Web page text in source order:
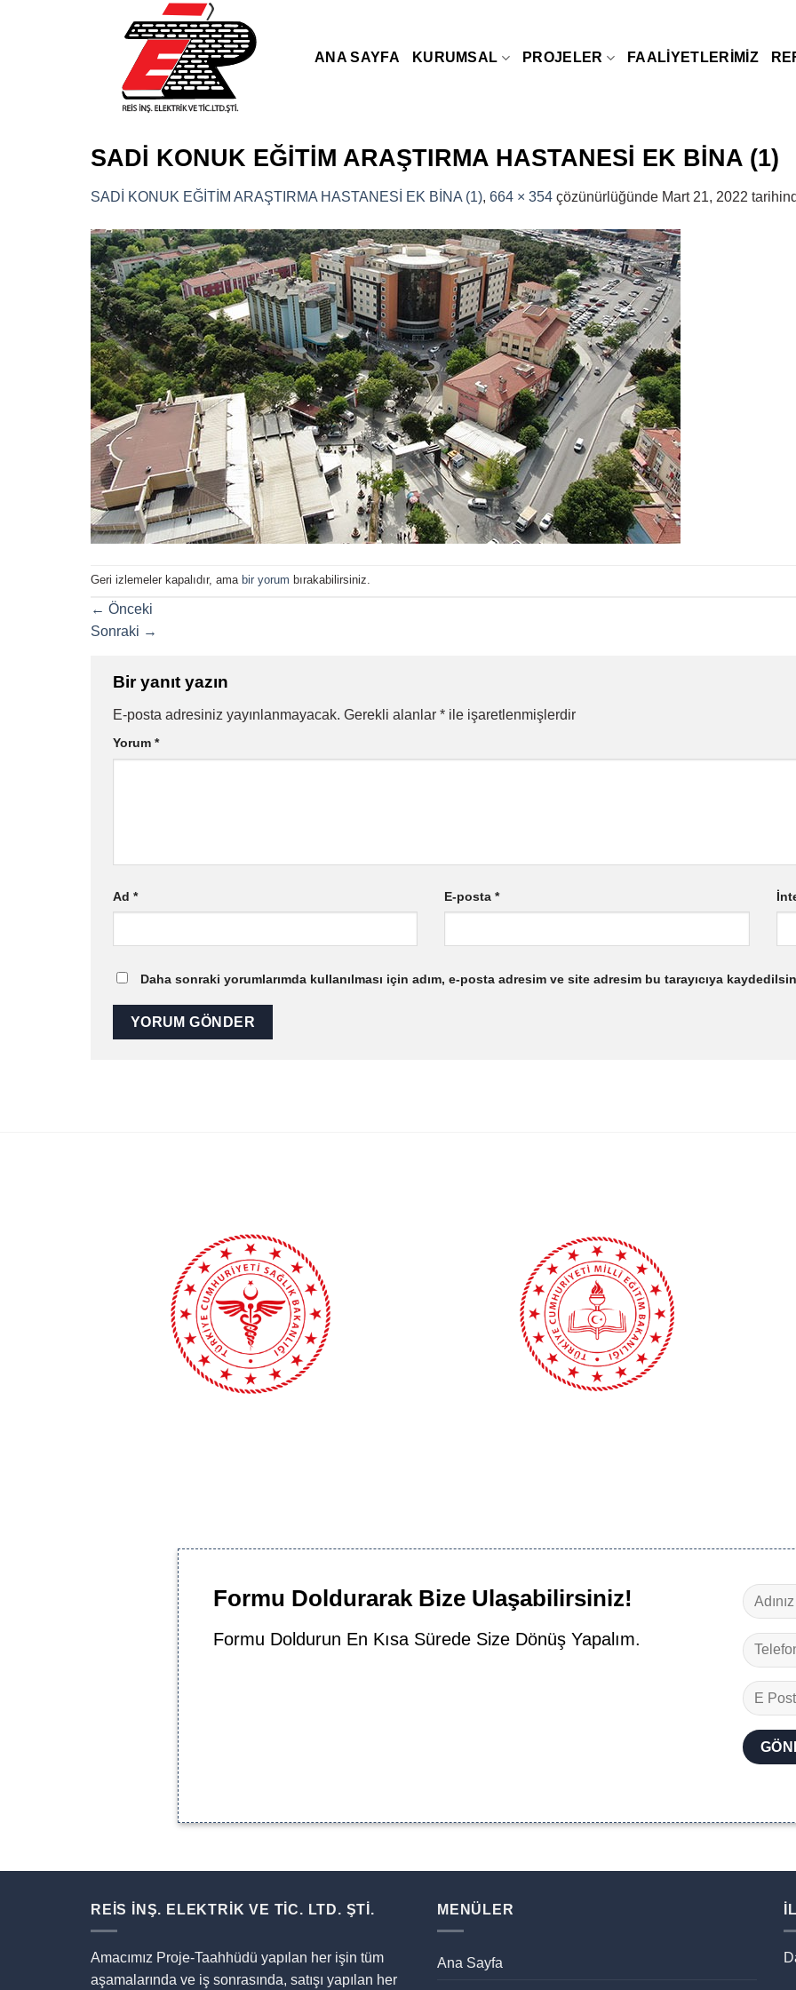
ANA SAYFA KURUMSAL PROJELER FAALIYETLERIMIZ
SADİ KONUK EĞİTİM ARAŞTIRMA HASTANESİ EK BİNA (1)
SADİ KONUK EĞİTİM ARAŞTIRMA HASTANESİ EK BİNA (1), 664 × 354 çözünürlüğünde Mart 21, 2022
Geri izlemeler kapalıdır, ama bir yorum bırakabilirsiniz.
← Önceki
Sonraki →
Bir yanıt yazın
E-posta adresiniz yayınlanmayacak. Gerekli alanlar * ile işaretlenmişlerdir
Yorum *
Ad * E-posta*
Daha sonraki yorumlarımda kullanılması için adım, e-posta adresim ve site adresim bu tarayıcıya
Formu Doldurarak Bize Ulaşabilirsiniz!
Formu Doldurun En Kısa Sürede Size Dönüş Yapalım.
REİS İNŞ. ELEKTRİK VE TİC. LTD. ŞTİ.
Amacımız Proje-Taahhüdü yapılan her işin tüm
aşamalarında ve iş sonrasında, satışı yapılan her
MENÜLER
Ana Sayfa